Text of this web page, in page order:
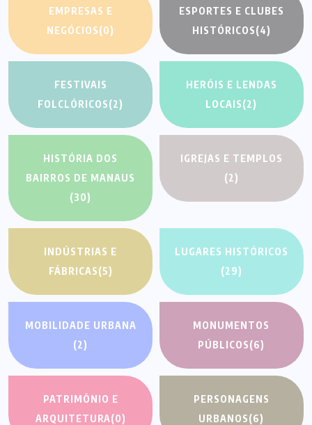
EMPRESAS E
NEGÓCIOS(0)
ESPORTES E CLUBES
HISTÓRICOS(4)
FESTIVAIS
FOLCLÓRICOS(2)
HERÓIS E LENDAS
LOCAIS(2)
HISTÓRIA DOS
BAIRROS DE MANAUS
(30)
IGREJAS E TEMPLOS
(2)
INDÚSTRIAS E
FÁBRICAS(5)
LUGARES HISTÓRICOS
(29)
MOBILIDADE URBANA
(2)
MONUMENTOS
PÚBLICOS(6)
PATRIMÔNIO E
ARQUITETURA(0)
PERSONAGENS
URBANOS(6)